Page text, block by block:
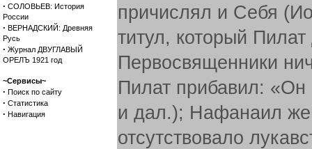
· СОЛОВЬЕВ: История
России
· ВЕРНАДСКИЙ: Древняя
Русь
· Журнал ДВУГЛАВЫЙ
ОРЕЛЪ 1921 год
~Сервисы~
· Поиск по сайту
· Статистика
· Навигация
причислял и Себя
титул, который
Первосвященники
Пилат прибавил:
и дал.); Нафанаил же
отсутствовало